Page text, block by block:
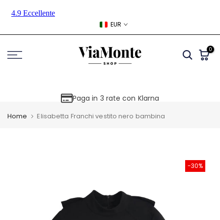
Skip
EUR
0
Paga in 3 rate con Klarna
Home Elisabetta Franchi vestito nero bambina
-30%